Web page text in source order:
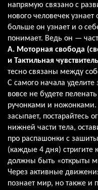
напрямую связано с
нового человечек
больше он узнает и о
понимает. Ведь он —
А. Моторная свобода
и Тактильная
тесно связаны между
С самого начала
вовсе не будете
ручонками и ножонками.
засыпает, постарайтесь
нижней части тела,
про распашонки с
(каждые 4 дня) стригите
должны быть «открыты
Через активные
познает мир, но также и